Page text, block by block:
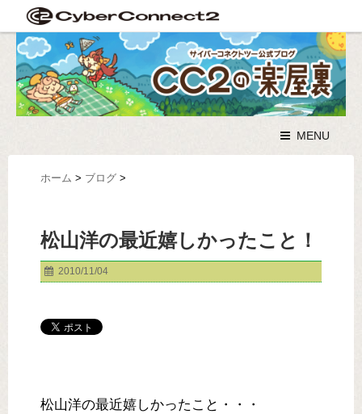
MENU
ホーム > ブログ >
松山洋の最近嬉しかったこと！
2010/11/04
松山洋の最近嬉しかったこと・・・